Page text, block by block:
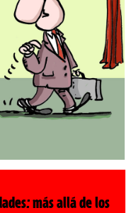
más allá de los